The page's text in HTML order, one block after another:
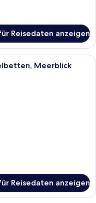
Reisedaten anzeigen
mit Blick auf einen
Meerblick
Reisedaten anzeigen